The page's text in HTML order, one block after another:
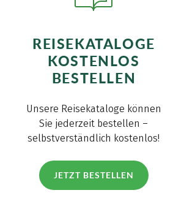
REISEKATALOGE
KOSTENLOS
BESTELLEN
Unsere Reisekataloge können
Sie jederzeit bestellen –
selbstverständlich kostenlos!
JETZT BESTELLEN